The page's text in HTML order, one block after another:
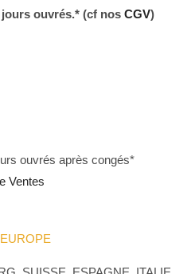
jours ouvrés.* (cf nos CGV)
ouvrés après congés*
Ventes